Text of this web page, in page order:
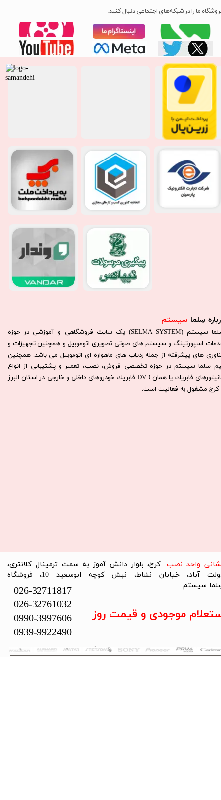
سِلما سیستم​​​​​​​
سِلما سيستم (SELMA SYSTEM) یک سایت فروشگاهی و آموزشی در حوزه
اسپورتینگ و سیستم های صوتی تصویری اتوموبیل و همچنین تجهیزات و
های پیشرفته از جمله ردیاب های ماهواره ای اتوموبیل می باشد. همچنين
سلما سيستم در حوزه تخصصی فروش، نصب، تعمير و پشتيبانی از انواع
مانيتورهای فابريك يا همان DVD فابريك خودروهای داخلی و خارجی در استان البرز
كرج مشغول به فعاليت است.​​​​​​​
ما را در شبکه‌های اجتماعی دنبال کنید:
تمام حقوق این سایت متعلق به فروشگاه سلما سیستم می‌باشد.
واحد نصب: کرج، بلوار دانش آموز به سمت ترمینال کلانتری،
دولت آباد، خیابان نشاط، نبش کوچه ابوسعید 10، فروشگاه
سیستم​​​​​​​
026-32711817
026-32761032
0990-3997606
0939-9922490
موجودی و قیمت روز